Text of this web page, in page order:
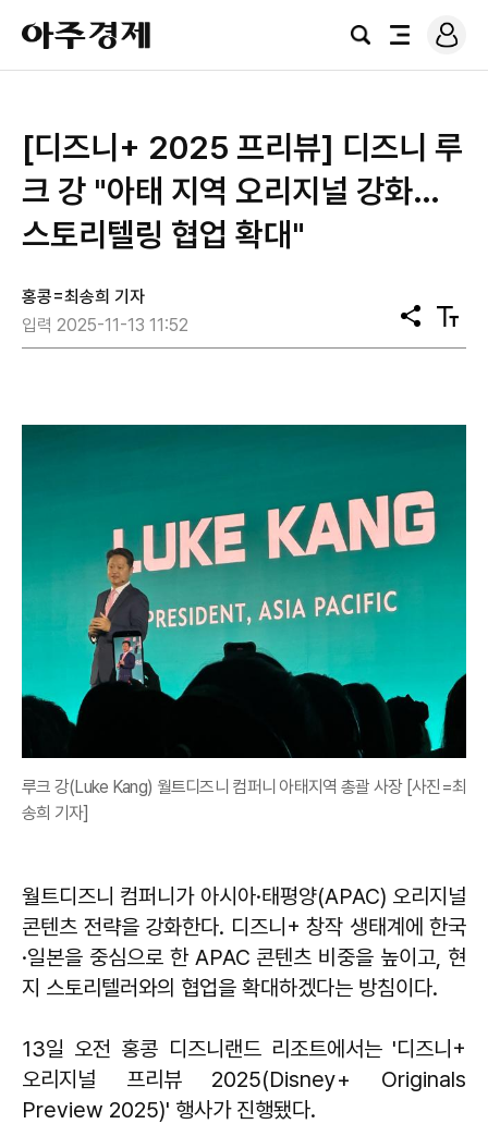
아
주
경
검
전
로
그
[디즈니+ 2025 프리뷰] 디즈니 루
크 강 "아태 지역 오리지널 강화…
스토리텔링 협업 확대"
홍콩=최송희 기자
입력 2025-11-13 11:52
공
유
텍
스
루크 강(Luke Kang) 월트디즈니 컴퍼니 아태지역 총괄 사장 [사진=최
송희 기자]
월트디즈니 컴퍼니가 아시아·태평양(APAC) 오리지널
콘텐츠 전략을 강화한다. 디즈니+ 창작 생태계에 한국
·일본을 중심으로 한 APAC 콘텐츠 비중을 높이고, 현
지 스토리텔러와의 협업을 확대하겠다는 방침이다.
13일 오전 홍콩 디즈니랜드 리조트에서는 '디즈니+
오리지널 프리뷰 2025(Disney+ Originals
Preview 2025)' 행사가 진행됐다.